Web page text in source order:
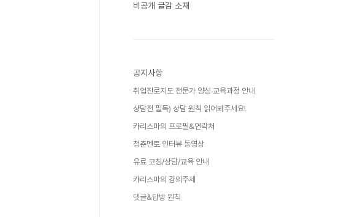
비공개 글감 소재
공지사항
취업진로지도 전문가 양성 교육과정 안내
상담전 필독) 상담 원칙 읽어봐주세요!
카리스마의 프로필&연락처
청춘멘토 인터뷰 동영상
유료 코칭/상담/교육 안내
카리스마의 강의주제
댓글&답방 원칙